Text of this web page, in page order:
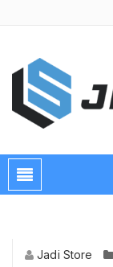
Jadi Store